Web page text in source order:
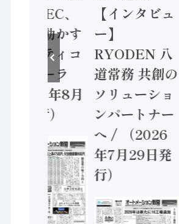
業 / IDEC、
安全に動かす
セーフティコ
ントローラ
（2026年8月
5日発行）
【インタビュ
ー】
RYODEN 八
道常務 共創の
ソリューショ
ンパートナー
へ / （2026
年7月29日発
行）